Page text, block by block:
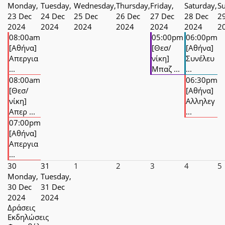
Monday,
23 Dec
2024
08:00am
[Αθήνα]
Απεργια
...
08:00am
[Θεσ/
νίκη]
Απερ ...
07:00pm
[Αθήνα]
Απεργια
...
Tuesday,
24 Dec
2024
Wednesday,
25 Dec
2024
Thursday,
26 Dec
2024
Friday,
27 Dec
2024
05:00pm
[Θεσ/
νίκη]
Μπαζ ...
Saturday,
28 Dec
2024
06:00pm
[Αθήνα]
Συνέλευ
...
06:30pm
[Αθήνα]
Αλληλεγ
...
30
Monday,
30 Dec
2024
31
Tuesday,
31 Dec
2024
1 2 3 4 5
Δράσεις
Εκδηλώσεις